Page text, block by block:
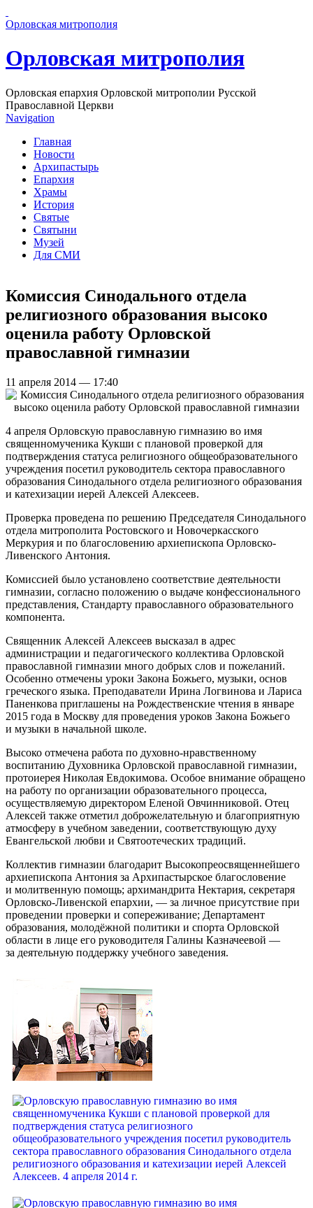
Орловская митрополия
Орловская митрополия
Орловская епархия Орловской митрополии Русской
Православной Церкви
Navigation
Главная
Новости
Архипастырь
Епархия
Храмы
История
Святые
Святыни
Музей
Для СМИ
Комиссия Синодального отдела
религиозного образования высоко
оценила работу Орловской
православной гимназии
11 апреля 2014 — 17:40
4 апреля Орловскую православную гимназию во имя
священномученика Кукши с плановой проверкой для
подтверждения статуса религиозного общеобразовательного
учреждения посетил руководитель сектора православного
образования Синодального отдела религиозного образования
и катехизации иерей Алексей Алексеев.
Проверка проведена по решению Председателя Синодального
отдела митрополита Ростовского и Новочеркасского
Меркурия и по благословению архиепископа Орловско-
Ливенского Антония.
Комиссией было установлено соответствие деятельности
гимназии, согласно положению о выдаче конфессионального
представления, Стандарту православного образовательного
компонента.
Священник Алексей Алексеев высказал в адрес
администрации и педагогического коллектива Орловской
православной гимназии много добрых слов и пожеланий.
Особенно отмечены уроки Закона Божьего, музыки, основ
греческого языка. Преподаватели Ирина Логвинова и Лариса
Паненкова приглашены на Рождественские чтения в январе
2015 года в Москву для проведения уроков Закона Божьего
и музыки в начальной школе.
Высоко отмечена работа по духовно-нравственному
воспитанию Духовника Орловской православной гимназии,
протоиерея Николая Евдокимова. Особое внимание обращено
на работу по организации образовательного процесса,
осуществляемую директором Еленой Овчинниковой. Отец
Алексей также отметил доброжелательную и благоприятную
атмосферу в учебном заведении, соответствующую духу
Евангельской любви и Святоотеческих традиций.
Коллектив гимназии благодарит Высокопреосвященнейшего
архиепископа Антония за Архипастырское благословение
и молитвенную помощь; архимандрита Нектария, секретаря
Орловско-Ливенской епархии, — за личное присутствие при
проведении проверки и сопереживание; Департамент
образования, молодёжной политики и спорта Орловской
области в лице его руководителя Галины Казначеевой —
за деятельную поддержку учебного заведения.